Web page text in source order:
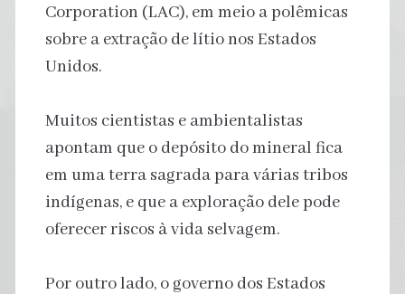
Corporation (LAC), em meio a polêmicas
sobre a extração de lítio nos Estados
Unidos.
Muitos cientistas e ambientalistas
apontam que o depósito do mineral fica
em uma terra sagrada para várias tribos
indígenas, e que a exploração dele pode
oferecer riscos à vida selvagem.
Por outro lado, o governo dos Estados